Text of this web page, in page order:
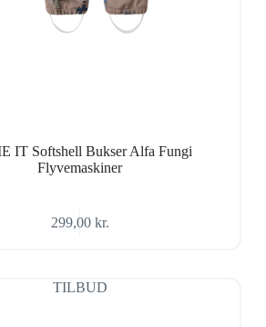
IT Softshell Bukser Alfa Fungi
Flyvemaskiner
299,00 kr.
TILBUD